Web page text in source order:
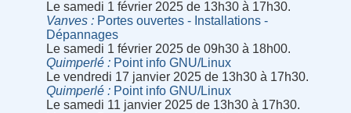
Le samedi 1 février 2025 de 13h30 à 17h30.
Vanves
Portes ouvertes - Installations -
Dépannages
Le samedi 1 février 2025 de 09h30 à 18h00.
Quimperlé
Point info GNU/Linux
Le vendredi 17 janvier 2025 de 13h30 à 17h30.
Quimperlé
Point info GNU/Linux
Le samedi 11 janvier 2025 de 13h30 à 17h30.